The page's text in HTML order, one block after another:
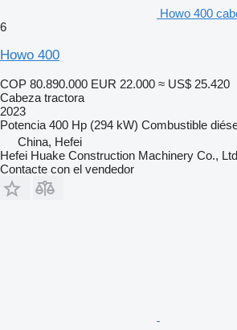
Howo 400
6
Howo 400
COP 80.890.000 EUR 22.000 ≈ US$ 25.420
Cabeza tractora
2023
Potencia 400 Hp (294 kW) Combustible
China, Hefei
Hefei Huake Construction Machinery Co., Ltd
Contacte con el vendedor